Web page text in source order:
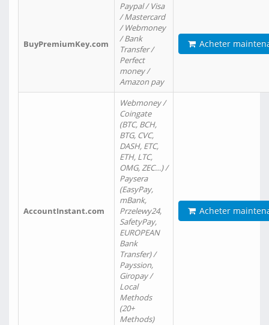
BuyPremiumKey.com
Paypal / Visa
/ Mastercard
/ Webmoney
/ Bank
Transfer /
Perfect
money /
Amazon pay
Acheter
AccountInstant.com
Webmoney /
Coingate
(BTC, BCH,
BTG, CVC,
DASH, ETC,
ETH, LTC,
OMG, ZEC…) /
Paysera
(EasyPay,
mBank,
Przelewy24,
SafetyPay,
EUROPEAN
Bank
Transfer) /
Payssion,
Giropay /
Local
Methods
(20+
Methods)
Acheter